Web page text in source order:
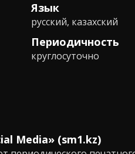
Язык
русский, казахский
Периодичность
круглосуточно
Media» (sm1.kz)